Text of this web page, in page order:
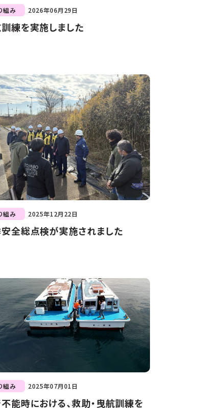
組み 2026年06月29日
練を実施しました
組み 2025年12月22日
全総点検が実施されました
組み 2025年07月01日
能時における、救助・曳航訓練を